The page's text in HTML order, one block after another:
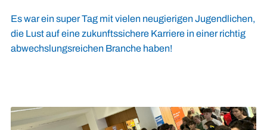
Es war ein super Tag mit vielen neugierigen Jugendlichen,
die Lust auf eine zukunftssichere Karriere in einer richtig
abwechslungsreichen Branche haben!